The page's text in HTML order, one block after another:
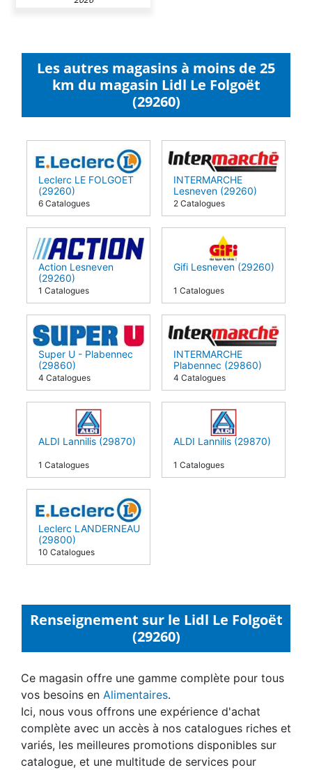
Les autres magasins à moins de 25
km du magasin Lidl Le Folgoët
(29260)
Leclerc LE FOLGOET
(29260)
6 Catalogues
INTERMARCHE
Lesneven (29260)
2 Catalogues
Action Lesneven
(29260)
1 Catalogues
Gifi Lesneven (29260)
1 Catalogues
Super U - Plabennec
(29860)
4 Catalogues
INTERMARCHE
Plabennec (29860)
4 Catalogues
ALDI Lannilis (29870)
1 Catalogues
ALDI Lannilis (29870)
1 Catalogues
Leclerc LANDERNEAU
(29800)
10 Catalogues
Renseignement sur le Lidl Le Folgoët
(29260)
Ce magasin offre une gamme complète pour tous
vos besoins en Alimentaires.
Ici, nous vous offrons une expérience d'achat
complète avec un accès à nos catalogues riches et
variés, les meilleures promotions disponibles sur
catalogue, et une multitude de services pour